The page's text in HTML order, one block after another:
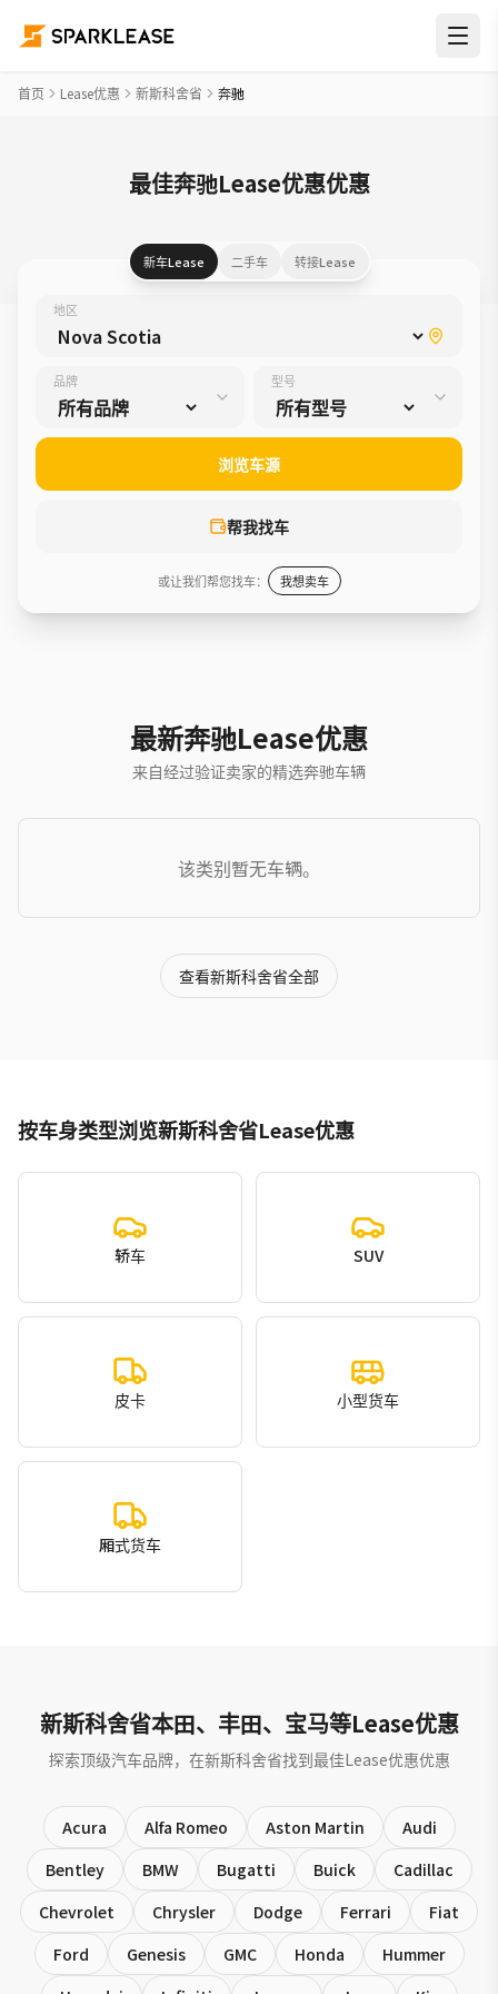
首页 Lease优惠 新斯科舍省 奔驰
最佳奔驰Lease优惠优惠
新车Lease 二手车 转接Lease
地区
品牌 型号
帮我找车
浏览车源
或让我们帮您找车： 我想卖车
最新奔驰Lease优惠
来自经过验证卖家的精选奔驰车辆
该类别暂无车辆。
查看新斯科舍省全部
按车身类型浏览新斯科舍省Lease优惠
轿车 SUV
皮卡 小型货车
厢式货车
新斯科舍省本田、丰田、宝马等Lease优惠
探索顶级汽车品牌，在新斯科舍省找到最佳Lease优惠优惠
Acura Alfa Romeo Aston Martin
Audi
Bentley
BMW Bugatti Buick
Cadillac
Chevrolet
Chrysler Dodge Ferrari
Fiat
Ford
Genesis GMC Honda
Hummer